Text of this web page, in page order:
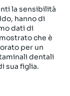
la sensibilità
hanno di
dati di
che è
per un
dentali
sua figlia.